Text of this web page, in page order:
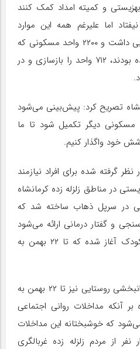
و کمیته امداد کمک کنند
اما علیرغم همه این موارد
سازمان بهزیستی توفیقات خوبی داشت و ۲۲۰۰ واحد مسکونی که
در مناطق زلزله‌زده تخریب شده بودند، ۷۱۲ واحد را بازسازی و در
تصریح کرد: پیش‌بینی می‌شود
آذرماه نیز ۷۰۰ واحد مسکونی دیگر تکمیل شود تا ما
خود واگذار کنیم.
گرفته شده برای افراد نیازمند
در مناطق زلزله زده کرمانشاه
در سرپل ذهاب ساخته شد که
و گفتار درمانی ارائه می‌شود
و علاوه بر آن ساخت ۱۱ مهدکودک آغاز شده که تا ۲۲ بهمن به
قادری اظهار کرد: ۴ مجتمع توانبخشی روستایی نیز تا ۲۲ بهمن به
بر آنکه مداخلات روانی اجتماعی
که خوشبختانه این مداخلات
و بیش از ۱۰۰ هزار نفر از مردم زلزله زده غربالگری